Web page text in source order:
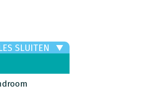
SLUITEN